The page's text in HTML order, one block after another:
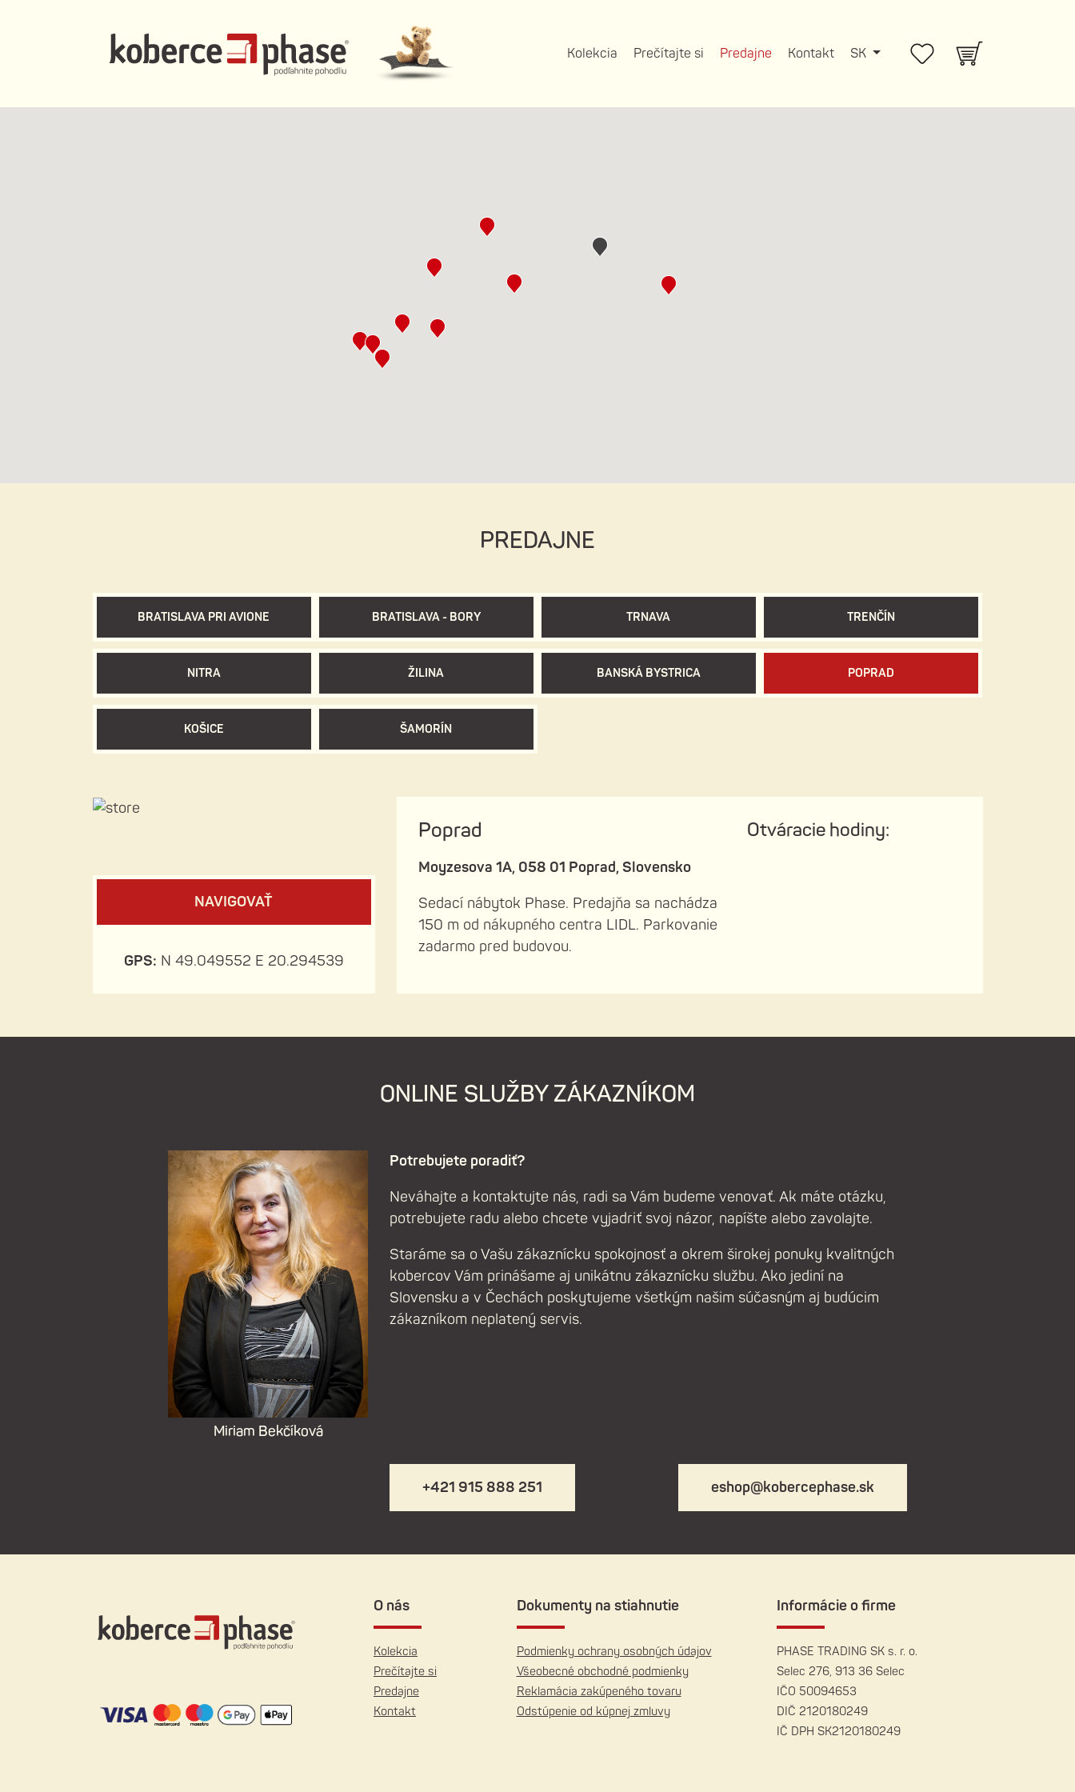
Kolekcia Prečítajte si Predajne Kontakt SK
PREDAJNE
BRATISLAVA PRI AVIONE BRATISLAVA - BORY TRNAVA TRENČÍN
NITRA ŽILINA BANSKÁ BYSTRICA POPRAD
KOŠICE ŠAMORÍN
NAVIGOVAŤ
GPS: N 49.049552 E 20.294539
Poprad
Moyzesova 1A, 058 01 Poprad, Slovensko
Sedací nábytok Phase. Predajňa sa nachádza
150 m od nákupného centra LIDL. Parkovanie
zadarmo pred budovou.
Otváracie hodiny:
ONLINE SLUŽBY ZÁKAZNÍKOM
Miriam Bekčíková
Potrebujete poradiť?
Neváhajte a kontaktujte nás, radi sa Vám budeme venovať. Ak máte otázku,
potrebujete radu alebo chcete vyjadriť svoj názor, napíšte alebo zavolajte.
Staráme sa o Vašu zákaznícku spokojnosť a okrem širokej ponuky kvalitných
kobercov Vám prinášame aj unikátnu zákaznícku službu. Ako jediní na
Slovensku a v Čechách poskytujeme všetkým našim súčasným aj budúcim
zákazníkom neplatený servis.
+421 915 888 251 eshop@kobercephase.sk
O nás
Kolekcia
Prečítajte si
Predajne
Kontakt
Dokumenty na stiahnutie
Podmienky ochrany osobných údajov
Všeobecné obchodné podmienky
Reklamácia zakúpeného tovaru
Odstúpenie od kúpnej zmluvy
Informácie o firme
PHASE TRADING SK s. r. o.
Selec 276, 913 36 Selec
IČO 50094653
DIČ 2120180249
IČ DPH SK2120180249